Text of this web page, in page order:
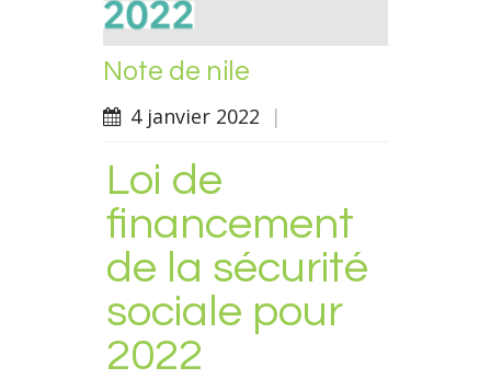
Note de nile
4 janvier 2022 |
Loi de
financement
de la sécurité
sociale pour
2022